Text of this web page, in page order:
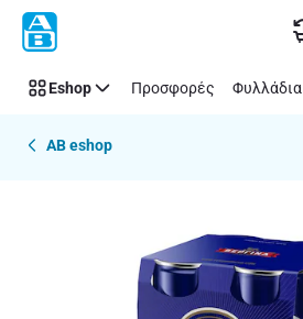
Παράλειψη
Eshop Προσφορές Φυλλάδια
AB eshop